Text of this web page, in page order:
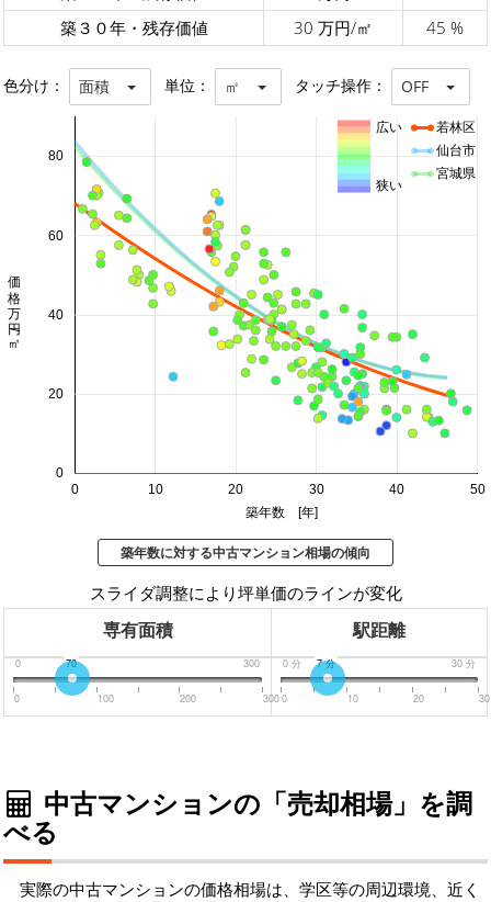
築３０年・残存価値
30 万円/㎡ 45 %
色分け： 面積 単位： ㎡ タッチ操作： OFF
0 10 20 30 40 50
0
20
40
60
80
築年数 [年]
価格 万円/㎡
若林区
仙台市
宮城県
広い
狭い
築年数に対する中古マンション相場の傾向
スライダ調整により坪単価のラインが変化
専有面積 駅距離
0 300
70
0 100 200 300
0 分 30 分
7分
0 10 20 30
中古マンションの「売却相場」を調
べる
実際の中古マンションの価格相場は、学区等の周辺環境、近く